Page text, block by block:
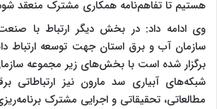
هستیم تا تفاهم‌نامه همکاری مشترک منعقد
وی ادامه داد: در بخش دیگر ارتباط با
سازمان آب‌ و برق استان جهت توسعه ارتباط
برگزار شده است با بخش‌های زیر مجموعه
شبکه‌های آبیاری سد مارون نیز ارتباطاتی
مطالعاتی، تحقیقاتی و اجرایی مشترک